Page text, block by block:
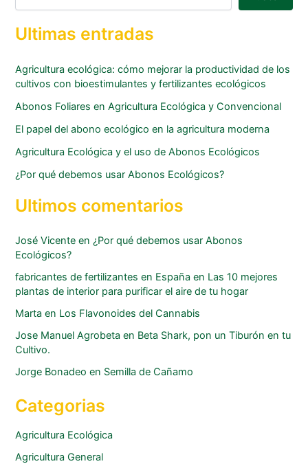
Ultimas entradas
Agricultura ecológica: cómo mejorar la productividad de los
cultivos con bioestimulantes y fertilizantes ecológicos
Abonos Foliares en Agricultura Ecológica y Convencional
El papel del abono ecológico en la agricultura moderna
Agricultura Ecológica y el uso de Abonos Ecológicos
¿Por qué debemos usar Abonos Ecológicos?
Ultimos comentarios
José Vicente en¿Por qué debemos usar Abonos
Ecológicos?
fabricantes de fertilizantes en España en Las 10 mejores
plantas de interior para purificar el aire de tu hogar
Marta en Los Flavonoides del Cannabis
Jose Manuel Agrobeta en Beta Shark, pon un Tiburón en tu
Cultivo.
Jorge Bonadeo en Semilla de Cañamo
Categorias
Agricultura Ecológica
Agricultura General